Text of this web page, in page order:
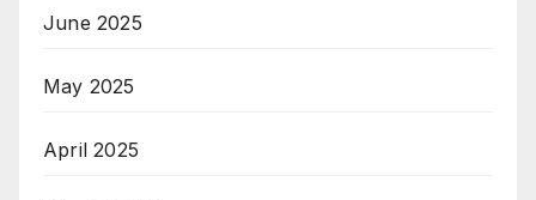
June 2025
May 2025
April 2025